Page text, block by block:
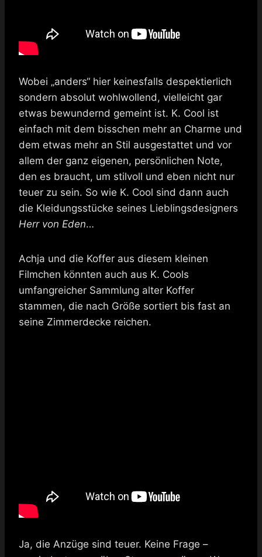
Wobei „anders“ hier keinesfalls despektierlich
sondern absolut wohlwollend, vielleicht gar
etwas bewundernd gemeint ist. K. Cool ist
einfach mit dem bisschen mehr an Charme und
dem etwas mehr an Stil ausgestattet und vor
allem der ganz eigenen, persönlichen Note,
den es braucht, um stilvoll und eben nicht nur
teuer zu sein. So wie K. Cool sind dann auch
die Kleidungsstücke seines Lieblingsdesigners
Herr von Eden…
Achja und die Koffer aus diesem kleinen
Filmchen könnten auch aus K. Cools
umfangreicher Sammlung alter Koffer
stammen, die nach Größe sortiert bis fast an
seine Zimmerdecke reichen.
Ja, die Anzüge sind teuer. Keine Frage –